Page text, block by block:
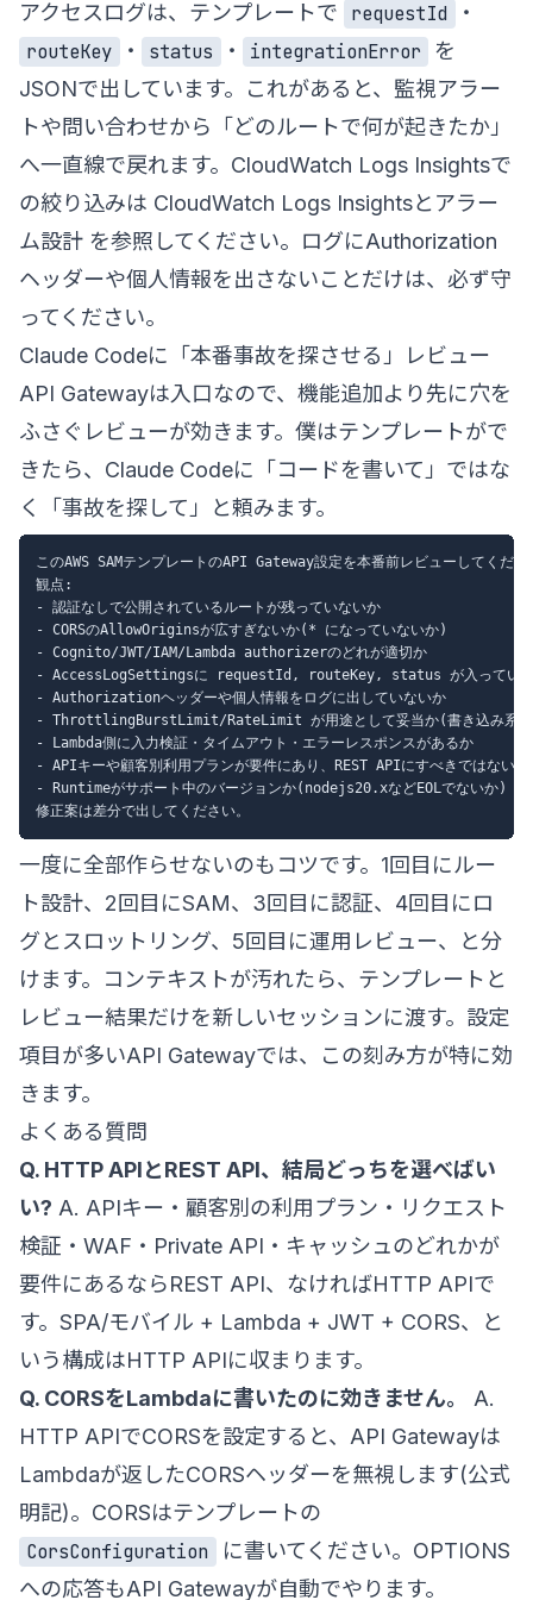
アクセスログは、テンプレートで requestId
・
routeKey
・ status ・ integrationError
を
JSONで出しています。これがあると、監視アラー
トや問い合わせから「どのルートで何が起きたか」
へ一直線で戻れます。CloudWatch Logs Insightsで
の絞り込みは CloudWatch Logs Insightsとアラー
ム設計 を参照してください。ログにAuthorization
ヘッダーや個人情報を出さないことだけは、必ず守
ってください。
Claude Codeに「本番事故を探させる」レビュー
API Gatewayは入口なので、機能追加より先に穴を
ふさぐレビューが効きます。僕はテンプレートがで
きたら、Claude Codeに「コードを書いて」ではな
く「事故を探して」と頼みます。
このAWS SAMテンプレートのAPI Gateway設定を本番前レビューしてくださ
観点:
- 認証なしで公開されているルートが残っていないか
- CORSのAllowOriginsが広すぎないか(* になっていないか)
- Cognito/JWT/IAM/Lambda authorizerのどれが適切か
- AccessLogSettingsに requestId, routeKey, status が入ってい
- Authorizationヘッダーや個人情報をログに出していないか
- ThrottlingBurstLimit/RateLimit が用途として妥当か(書き込み系を
- Lambda側に入力検証・タイムアウト・エラーレスポンスがあるか
- APIキーや顧客別利用プランが要件にあり、REST APIにすべきではないか
- Runtimeがサポート中のバージョンか(nodejs20.xなどEOLでないか)
一度に全部作らせないのもコツです。1回目にルー
ト設計、2回目にSAM、3回目に認証、4回目にロ
グとスロットリング、5回目に運用レビュー、と分
けます。コンテキストが汚れたら、テンプレートと
レビュー結果だけを新しいセッションに渡す。設定
項目が多いAPI Gatewayでは、この刻み方が特に効
きます。
よくある質問
Q. HTTP APIとREST API、結局どっちを選べばい
い? A. APIキー・顧客別の利用プラン・リクエスト
検証・WAF・Private API・キャッシュのどれかが
要件にあるならREST API、なければHTTP APIで
す。SPA/モバイル + Lambda + JWT + CORS、と
いう構成はHTTP APIに収まります。
Q. CORSをLambdaに書いたのに効きません。
A.
HTTP APIでCORSを設定すると、API Gatewayは
Lambdaが返したCORSヘッダーを無視します(公式
明記)。CORSはテンプレートの
CorsConfiguration
に書いてください。OPTIONS
への応答もAPI Gatewayが自動でやります。